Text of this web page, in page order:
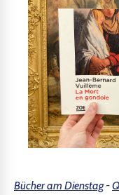
Bücher am Dienstag-